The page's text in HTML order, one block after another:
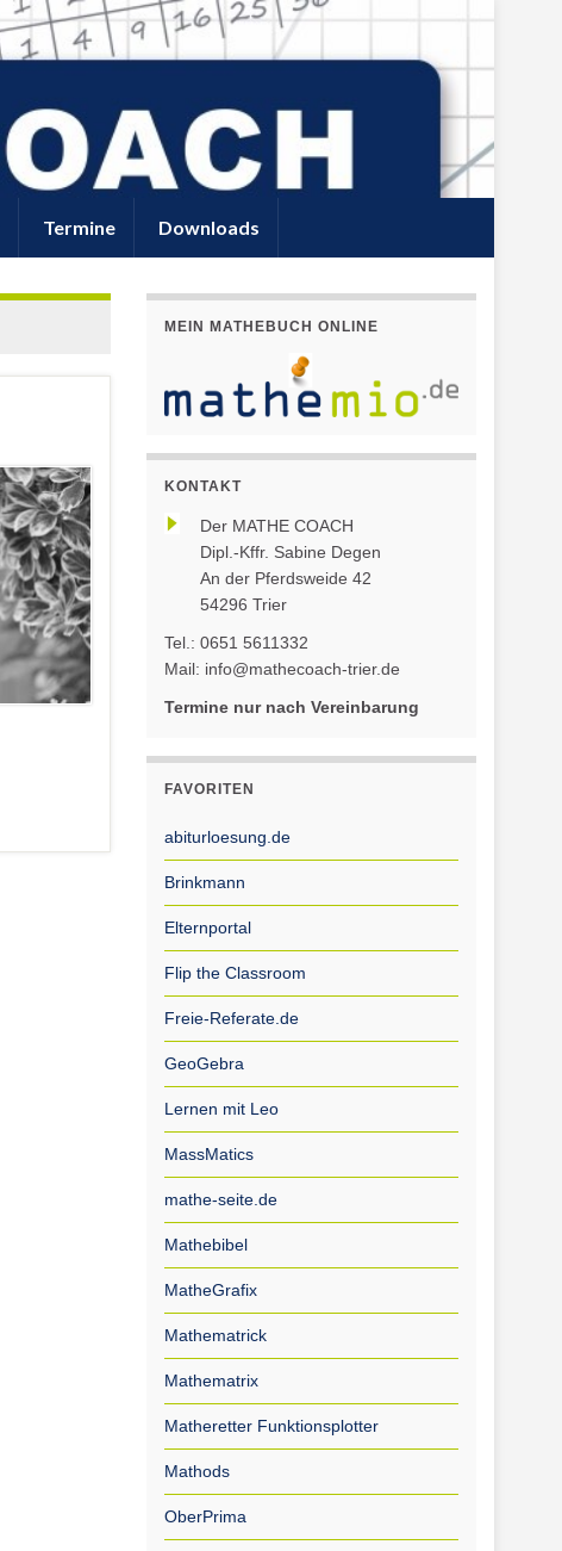
Termine Downloads
MEIN MATHEBUCH ONLINE
KONTAKT
Der MATHE COACH
Dipl.-Kffr. Sabine Degen
An der Pferdsweide 42
54296 Trier
Tel.: 0651 5611332
Mail: info@mathecoach-trier.de
Termine nur nach Vereinbarung
FAVORITEN
abiturloesung.de
Brinkmann
Elternportal
Flip the Classroom
Freie-Referate.de
GeoGebra
Lernen mit Leo
MassMatics
mathe-seite.de
Mathebibel
MatheGrafix
Mathematrick
Mathematrix
Matheretter Funktionsplotter
Mathods
OberPrima